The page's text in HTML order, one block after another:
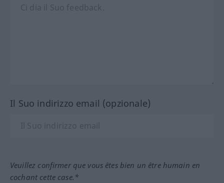
Il Suo indirizzo email (opzionale)
Veuillez confirmer que vous êtes bien un être humain en
cochant cette case.*